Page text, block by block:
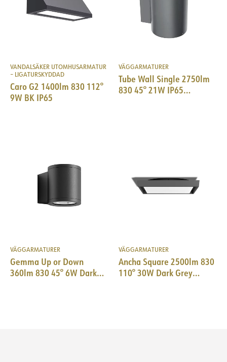
Max. last per kurs - C16
Läckström [mA]
Strøm LED [mA] 700
Spänning ut, min. [V] 39
Spänning ut, max. [V]
VANDALSÄKER UTOMHUSARMATUR
– LIGATURSKYDDAD
Caro G2 1400lm 830 112°
9W BK IP65
VÄGGARMATURER
Tube Wall Single 2750lm
830 45° 21W IP65
VÄGGARMATURER
Gemma Up or Down
360lm 830 45° 6W Dark
VÄGGARMATURER
Ancha Square 2500lm 830
110° 30W Dark Grey